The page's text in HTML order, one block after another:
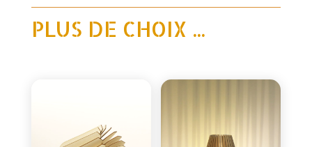
PLUS DE CHOIX ...